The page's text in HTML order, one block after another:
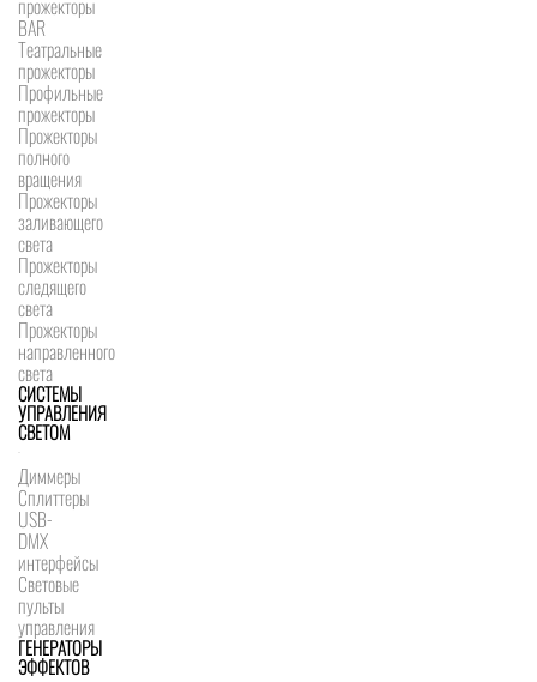
прожекторы
BAR
Театральные
прожекторы
Профильные
прожекторы
Прожекторы
полного
вращения
Прожекторы
заливающего
света
Прожекторы
следящего
света
Прожекторы
направленного
света
СИСТЕМЫ
УПРАВЛЕНИЯ
СВЕТОМ
Диммеры
Сплиттеры
USB-
DMX
интерфейсы
Световые
пульты
управления
ГЕНЕРАТОРЫ
ЭФФЕКТОВ